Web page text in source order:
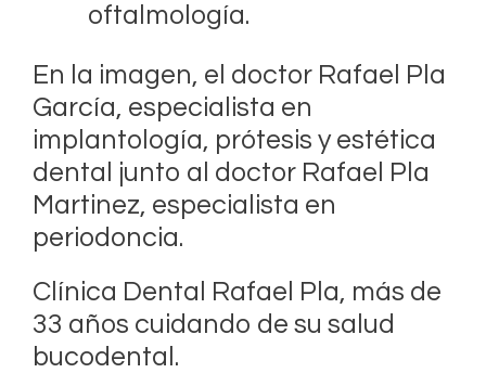
oftalmología.
En la imagen, el doctor Rafael Pla
García, especialista en
implantología, prótesis y estética
dental junto al doctor Rafael Pla
Martinez, especialista en
periodoncia.
Clínica Dental Rafael Pla, más de
33 años cuidando de su salud
bucodental.